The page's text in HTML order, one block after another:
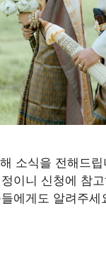
소식을 전해드
이니 신청에 참
에게도 알려주세